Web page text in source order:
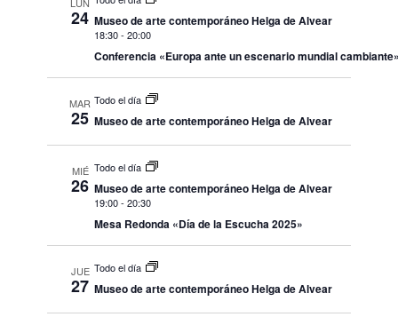
24 Museo de arte contemporáneo Helga de Alvear
18:30-20:00
Conferencia «Europa ante un escenario mundial
MAR
25
Todo el día
Museo de arte contemporáneo Helga de Alvear
MIÉ
26
Todo el día
Museo de arte contemporáneo Helga de Alvear
19:00-20:30
Mesa Redonda «Día de la Escucha 2025»
JUE
27
Todo el día
Museo de arte contemporáneo Helga de Alvear